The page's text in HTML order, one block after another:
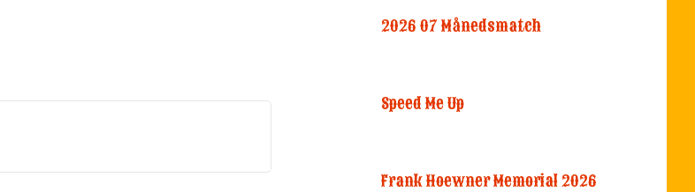
2026 07 Månedsmatch
Speed Me Up
Frank Hoewner Memorial 2026